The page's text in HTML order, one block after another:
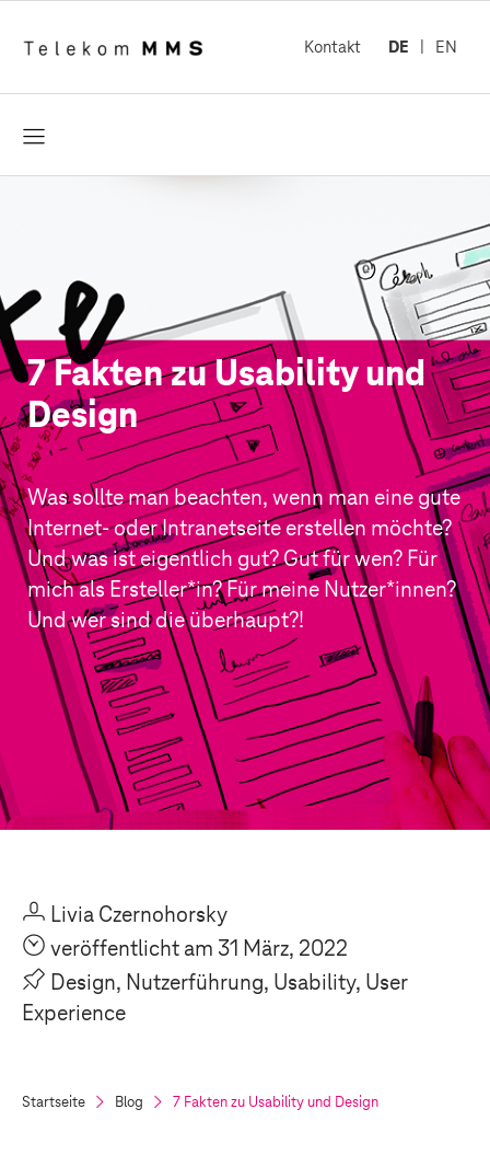
Kontakt DE EN
7 Fakten zu Usability und
Design
Was sollte man beachten, wenn man eine gute
Internet- oder Intranetseite erstellen möchte?
Und was ist eigentlich gut? Gut für wen? Für
mich als Ersteller*in? Für meine Nutzer*innen?
Und wer sind die überhaupt?!
U Livia Czernohorsky
O veröffentlicht am 31 März, 2022
P Design, Nutzerführung, Usability, User
Experience
Startseite Blog 7 Fakten zu Usability und Design